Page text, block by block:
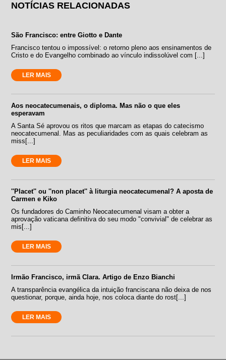
NOTÍCIAS RELACIONADAS
São Francisco: entre Giotto e Dante
Francisco tentou o impossível: o retorno pleno aos ensinamentos de
Cristo e do Evangelho combinado ao vínculo indissolúvel com [...]
LER MAIS
Aos neocatecumenais, o diploma. Mas não o que eles
esperavam
A Santa Sé aprovou os ritos que marcam as etapas do catecismo
neocatecumenal. Mas as peculiaridades com as quais celebram as
miss[...]
LER MAIS
''Placet'' ou ''non placet'' à liturgia neocatecumenal? A aposta de
Carmen e Kiko
Os fundadores do Caminho Neocatecumenal visam a obter a
aprovação vaticana definitiva do seu modo "convivial" de celebrar as
mis[...]
LER MAIS
Irmão Francisco, irmã Clara. Artigo de Enzo Bianchi
A transparência evangélica da intuição franciscana não deixa de nos
questionar, porque, ainda hoje, nos coloca diante do rost[...]
LER MAIS